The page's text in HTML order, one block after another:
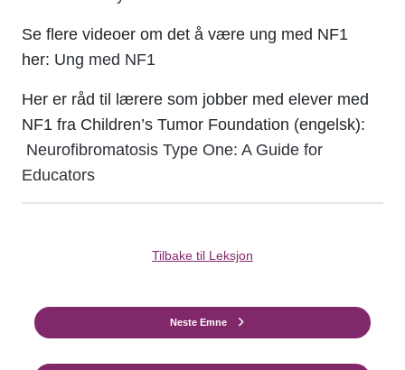
Se flere videoer om det å være ung med NF1
her: Ung med NF1
Her er råd til lærere som jobber med elever med
NF1 fra Children’s Tumor Foundation (engelsk):
Neurofibromatosis Type One: A Guide for
Educators
Tilbake til Leksjon
Neste Emne